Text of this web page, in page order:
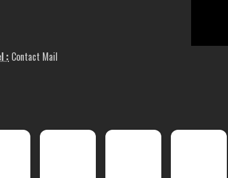
: Contact Mail